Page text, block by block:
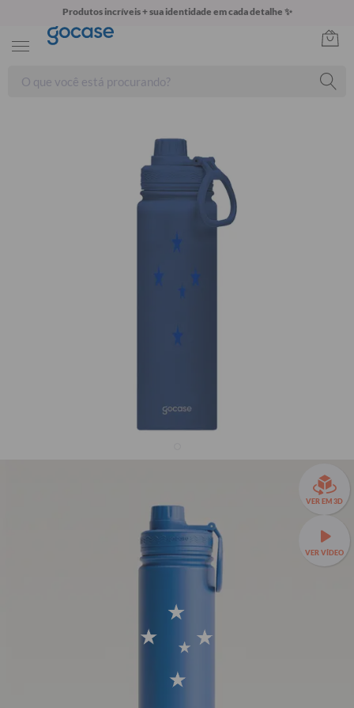
Produtos incríveis + sua identidade em cada detalhe ✨
VER EM 3D
VER VÍDEO
Garrafa Térmica Fresh + Ebook - Cruzeiro -
Garrafa Térmica Fresh a partir de R$129,90!
conservação térmica e estampas exclusivas.